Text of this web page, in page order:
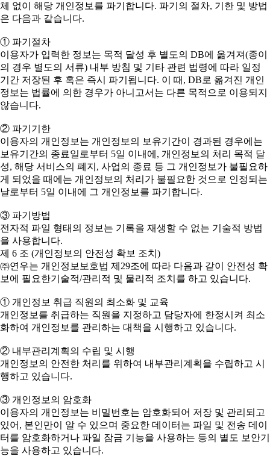
체 없이 해당 개인정보를 파기합니다. 파기의 절차, 기한 및 방법
은 다음과 같습니다.
① 파기절차
이용자가 입력한 정보는 목적 달성 후 별도의 DB에 옮겨져(종이
의 경우 별도의 서류) 내부 방침 및 기타 관련 법령에 따라 일정
기간 저장된 후 혹은 즉시 파기됩니다. 이 때, DB로 옮겨진 개인
정보는 법률에 의한 경우가 아니고서는 다른 목적으로 이용되지
않습니다.
② 파기기한
이용자의 개인정보는 개인정보의 보유기간이 경과된 경우에는
보유기간의 종료일로부터 5일 이내에, 개인정보의 처리 목적 달
성, 해당 서비스의 폐지, 사업의 종료 등 그 개인정보가 불필요하
게 되었을 때에는 개인정보의 처리가 불필요한 것으로 인정되는
날로부터 5일 이내에 그 개인정보를 파기합니다.
③ 파기방법
전자적 파일 형태의 정보는 기록을 재생할 수 없는 기술적 방법
을 사용합니다.
제 6 조 (개인정보의 안전성 확보 조치)
㈜연우는 개인정보보호법 제29조에 따라 다음과 같이 안전성 확
보에 필요한기술적/관리적 및 물리적 조치를 하고 있습니다.
① 개인정보 취급 직원의 최소화 및 교육
개인정보를 취급하는 직원을 지정하고 담당자에 한정시켜 최소
화하여 개인정보를 관리하는 대책을 시행하고 있습니다.
② 내부관리계획의 수립 및 시행
개인정보의 안전한 처리를 위하여 내부관리계획을 수립하고 시
행하고 있습니다.
③ 개인정보의 암호화
이용자의 개인정보는 비밀번호는 암호화되어 저장 및 관리되고
있어, 본인만이 알 수 있으며 중요한 데이터는 파일 및 전송 데이
터를 암호화하거나 파일 잠금 기능을 사용하는 등의 별도 보안기
능을 사용하고 있습니다.